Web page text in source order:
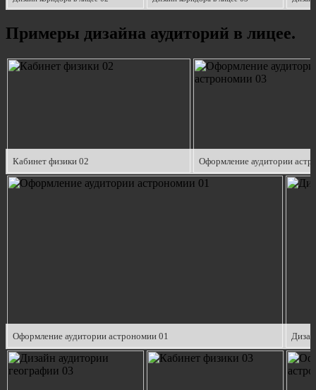
Примеры дизайна аудиторий в лицее.
Кабинет физики 02 Оформление аудитории
Оформление аудитории астрономии 01